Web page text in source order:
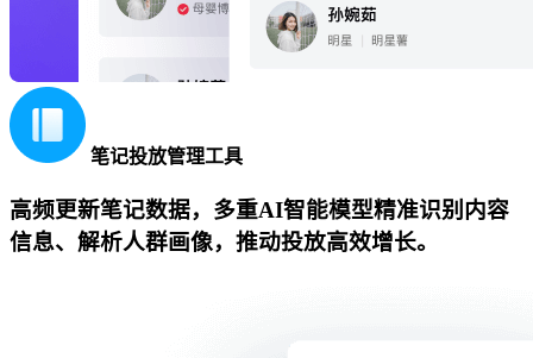
笔记投放管理工具
高频更新笔记数据，多重AI智能模型精准识别内容
信息、解析人群画像，推动投放高效增长。